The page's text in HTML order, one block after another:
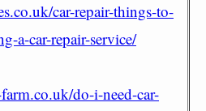
car-repair-things-to-
a-car-repair-service/
do-i-need-car-